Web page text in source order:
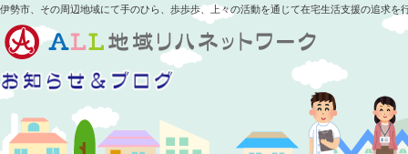
伊勢市、その周辺地域にて手のひら、歩歩歩、上々の活動を通じて在宅生活支援の追求を